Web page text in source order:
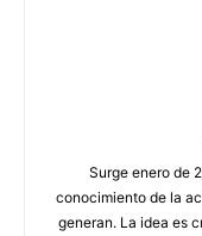
Surge enero de
conocimiento de la
generan. La idea es